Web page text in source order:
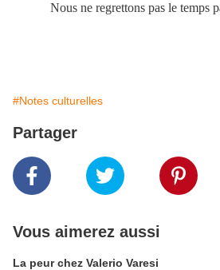
Nous ne regrettons pas le temps
#Notes culturelles
Partager
Vous aimerez aussi
La peur chez Valerio Varesi